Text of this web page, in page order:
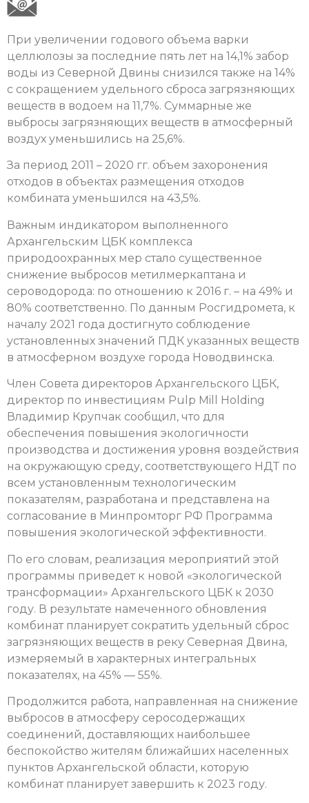
При увеличении годового объема варки
целлюлозы за последние пять лет на 14,1% забор
воды из Северной Двины снизился также на 14%
с сокращением удельного сброса загрязняющих
веществ в водоем на 11,7%. Суммарные же
выбросы загрязняющих веществ в атмосферный
воздух уменьшились на 25,6%.
За период 2011 – 2020 гг. объем захоронения
отходов в объектах размещения отходов
комбината уменьшился на 43,5%.
Важным индикатором выполненного
Архангельским ЦБК комплекса
природоохранных мер стало существенное
снижение выбросов метилмеркаптана и
сероводорода: по отношению к 2016 г. – на 49% и
80% соответственно. По данным Росгидромета, к
началу 2021 года достигнуто соблюдение
установленных значений ПДК указанных веществ
в атмосферном воздухе города Новодвинска.
Член Совета директоров Архангельского ЦБК,
директор по инвестициям Pulp Mill Holding
Владимир Крупчак сообщил, что для
обеспечения повышения экологичности
производства и достижения уровня воздействия
на окружающую среду, соответствующего НДТ по
всем установленным технологическим
показателям, разработана и представлена на
согласование в Минпромторг РФ Программа
повышения экологической эффективности.
По его словам, реализация мероприятий этой
программы приведет к новой «экологической
трансформации» Архангельского ЦБК к 2030
году. В результате намеченного обновления
комбинат планирует сократить удельный сброс
загрязняющих веществ в реку Северная Двина,
измеряемый в характерных интегральных
показателях, на 45% — 55%.
Продолжится работа, направленная на снижение
выбросов в атмосферу серосодержащих
соединений, доставляющих наибольшее
беспокойство жителям ближайших населенных
пунктов Архангельской области, которую
комбинат планирует завершить к 2023 году.